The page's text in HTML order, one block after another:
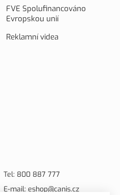
FVE Spolufinancováno
Evropskou unií
Reklamní videa
Tel: 800 887 777
E-mail: eshop@canis.cz